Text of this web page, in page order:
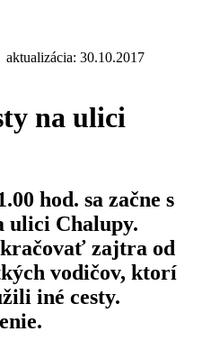
30.10.2017
na ulici
hod. sa začne s
ulici Chalupy.
zajtra od
vodičov, ktorí
iné cesty.